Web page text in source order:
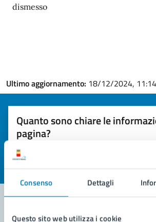
Consenso Dettagli
Questo sito web utilizza i cookie
dismesso
Ultimo aggiornamento: 18/12/2024, 11:14
Quanto sono chiare le
pagina?
Valuta la chiarezza delle informazioni (da 1 a 5
Seleziona il numero di stelle per